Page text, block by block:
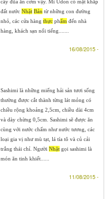
cây đũa ăn cơm vậy. Mì Udon có mặt khắp
đất nước Nhật Bản từ những con đường
nhỏ, các cửa hàng thực phẩm đến nhà
hàng, khách sạn nổi tiếng.......
16/08/2015 -
Sashimi là những miếng hải sản tươi sống
thường được cắt thành từng lát mỏng có
chiều rộng khoảng 2,5cm, chiều dài 4cm
và dày chừng 0,5cm. Sashimi sẽ được ăn
cùng với nước chấm như nước tương, các
loại gia vị như mù tạt, lá tía tô và củ cải
trắng thái chỉ. Người Nhật gọi sashimi là
món ăn tinh khiết......
11/08/2015 -